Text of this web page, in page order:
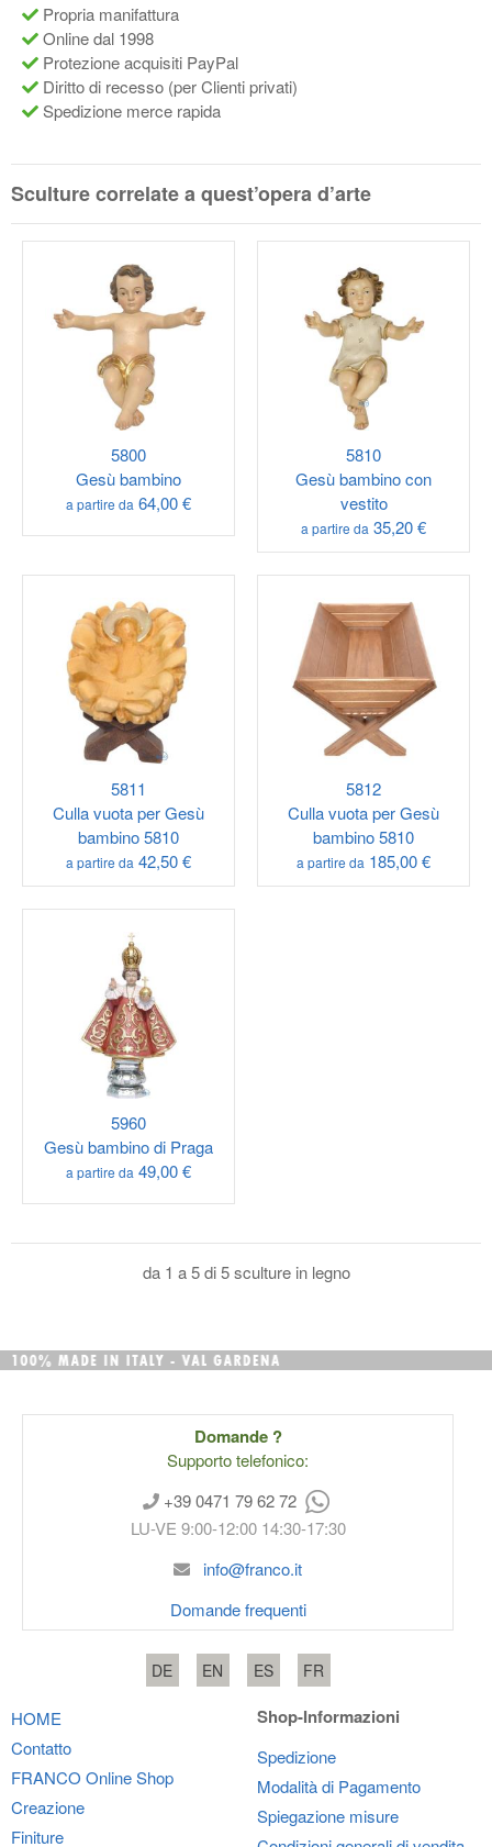
Propria manifattura
Online dal 1998
Protezione acquisiti PayPal
Diritto di recesso (per Clienti privati)
Spedizione merce rapida
Sculture correlate a quest’opera d’arte
5800
Gesù bambino
a partire da 64,00 €
5810
Gesù bambino con
vestito
a partire da 35,20 €
5811
Culla vuota per Gesù
bambino 5810
a partire da 42,50 €
5812
Culla vuota per Gesù
bambino 5810
a partire da 185,00 €
5960
Gesù bambino di Praga
a partire da 49,00 €
da 1 a 5 di 5 sculture in legno
Domande ?
Supporto telefonico:
+39 0471 79 62 72
LU-VE 9:00-12:00 14:30-17:30
info@franco.it
Domande frequenti
DE EN ES FR
HOME
Contatto
FRANCO Online Shop
Creazione
Finiture
Shop-Informazioni
Spedizione
Modalità di Pagamento
Spiegazione misure